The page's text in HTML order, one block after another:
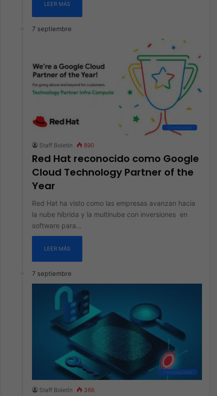
LEER MÁS
7 septiembre
Conectividad
Staff Boletín 890
Red Hat reconocido como Google
Cloud Technology Partner of the
Year
Red Hat ha visto como las empresas avanzan hacia
la nube híbrida y la multinube con inversiones en
software para…
LEER MÁS
7 septiembre
Ciberseguridad
Staff Boletín 366